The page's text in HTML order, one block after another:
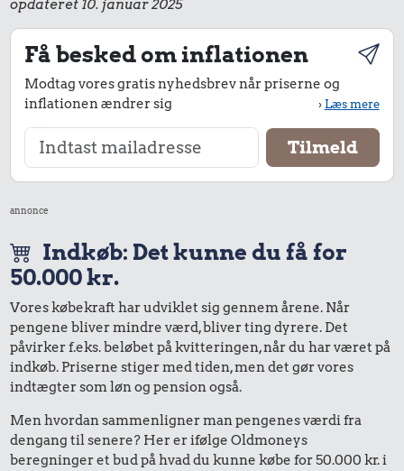
opdateret 10. januar 2025
Få besked om inflationen
Modtag vores gratis nyhedsbrev når priserne og
inflationen ændrer sig
›Læs mere
annonce
Indkøb: Det kunne du få for
50.000 kr.
Vores købekraft har udviklet sig gennem årene. Når
pengene bliver mindre værd, bliver ting dyrere. Det
påvirker f.eks. beløbet på kvitteringen, når du har været på
indkøb. Priserne stiger med tiden, men det gør vores
indtægter som løn og pension også.
Men hvordan sammenligner man pengenes værdi fra
dengang til senere? Her er ifølge Oldmoneys
beregninger et bud på hvad du kunne købe for 50.000 kr. i